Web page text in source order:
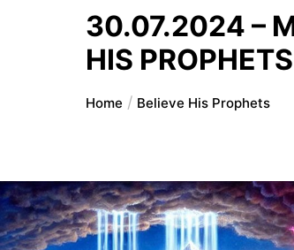
30.07.2024 –
HIS PROPHETS
Home Believe His Prophets